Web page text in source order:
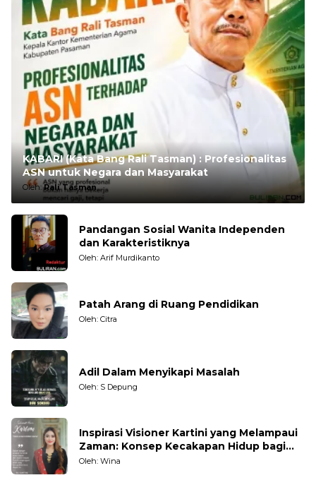
KABARI (Kata Bang Rali Tasman) : Profesionalitas
ASN untuk Negara dan Masyarakat
Oleh:Rali Tasman
Pandangan Sosial Wanita Independen
dan Karakteristiknya
Oleh: Arif Murdikanto
Patah Arang di Ruang Pendidikan
Oleh: Citra
Adil Dalam Menyikapi Masalah
Oleh: S Depung
Inspirasi Visioner Kartini yang Melampaui
Zaman: Konsep Kecakapan Hidup bagi
Generasi Muda
Oleh: Wina